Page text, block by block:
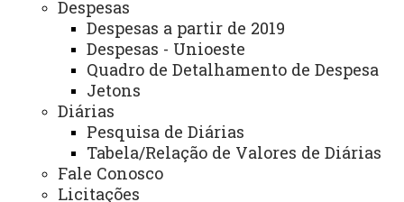
Despesas
Despesas a partir de 2019
Despesas - Unioeste
Quadro de Detalhamento de Despesa
Jetons
Diárias
Pesquisa de Diárias
Tabela/Relação de Valores de Diárias
Fale Conosco
Licitações
Relações Internacionais e Interinstitucionais
ÓRGÃO DE APOIO
Unioeste INOVA - Agência de Inovação da Unioeste
ÓRGÃOS SUPLEMENTARES
Coordenadoria de Concursos e Processos Seletivos
Editora